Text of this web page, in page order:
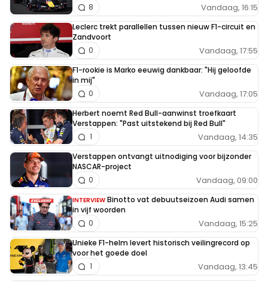
Vandaag, 16:15
8
Leclerc trekt parallellen tussen nieuw F1-circuit en
Zandvoort
Vandaag, 17:55
0
F1-rookie is Marko eeuwig dankbaar: "Hij geloofde
in mij"
Vandaag, 17:05
0
Herbert noemt Red Bull-aanwinst troefkaart
Verstappen: "Past uitstekend bij Red Bull"
Vandaag, 14:35
1
Verstappen ontvangt uitnodiging voor bijzonder
NASCAR-project
Vandaag, 09:00
0
INTERVIEW Binotto vat debuutseizoen Audi samen
in vijf woorden
Vandaag, 15:25
0
Unieke F1-helm levert historisch veilingrecord op
voor het goede doel
Vandaag, 13:45
1